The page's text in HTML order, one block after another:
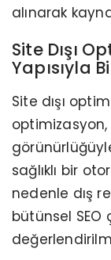
alınarak
Site Dışı
Yapısıyla
Site dışı
sağlıklı bir
nedenle dış
bütünsel SEO